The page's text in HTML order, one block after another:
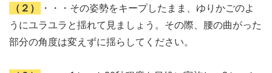
（２）
・・・その姿勢をキープしたまま、ゆりかごのよ
うにユラユラと揺れて見ましょう。その際、腰の曲がった
部分の角度は変えずに揺らしてください。